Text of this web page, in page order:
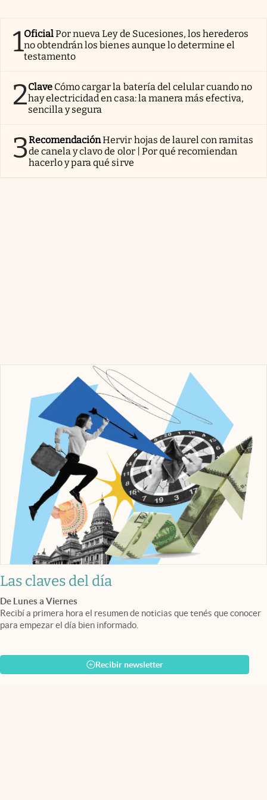
1OficialPor nueva Ley de Sucesiones, los herederos
no obtendrán los bienes aunque lo determine el
testamento
2Clave Cómo cargar la batería del celular cuando no
hay electricidad en casa: la manera más efectiva,
sencilla y segura
3RecomendaciónHervir hojas de laurel con ramitas
de canela y clavo de olor | Por qué recomiendan
hacerlo y para qué sirve
Las claves del día
De Lunes a Viernes
Recibí a primera hora el resumen de noticias que tenés que conocer
para empezar el día bien informado.
Recibir newsletter